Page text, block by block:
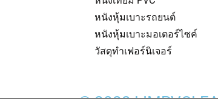
หนังหุ้มเบาะรถยนต์
หนังหุ้มเบาะมอเตอร์ไซค์
วัสดุทำเฟอร์นิเจอร์